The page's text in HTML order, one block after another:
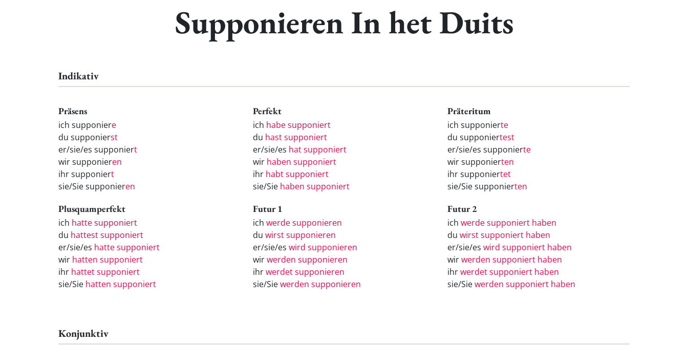
Supponieren In het Duits
Indikativ
Präsens
ich supponiere
du supponierst
er/sie/es supponiert
wir supponieren
ihr supponiert
sie/Sie supponieren
Perfekt
ich habe supponiert
du hast supponiert
er/sie/es hat supponiert
wir haben supponiert
ihr habt supponiert
sie/Sie haben supponiert
Präteritum
ich supponierte
du supponiertest
er/sie/es supponierte
wir supponierten
ihr supponiertet
sie/Sie supponierten
Plusquamperfekt
ich hatte supponiert
du hattest supponiert
er/sie/es hatte supponiert
wir hatten supponiert
ihr hattet supponiert
sie/Sie hatten supponiert
Futur 1
ich werde supponieren
du wirst supponieren
er/sie/es wird supponieren
wirwerden supponieren
ihrwerdet supponieren
sie/Siewerden supponieren
Futur 2
ich werde supponiert haben
du wirst supponiert haben
er/sie/es wird supponiert haben
wirwerden supponiert haben
ihrwerdet supponiert haben
sie/Siewerden supponiert haben
Konjunktiv